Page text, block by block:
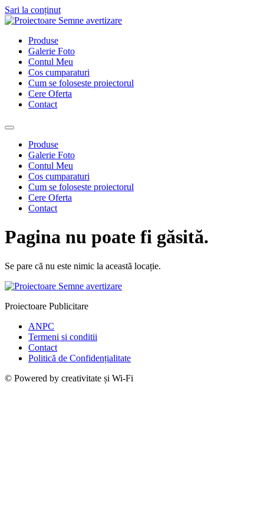
Sari la conținut
Produse
Galerie Foto
Contul Meu
Cos cumparaturi
Cum se foloseste proiectorul
Cere Oferta
Contact
Produse
Galerie Foto
Contul Meu
Cos cumparaturi
Cum se foloseste proiectorul
Cere Oferta
Contact
Pagina nu poate fi găsită.
Se pare că nu este nimic la această locație.
Proiectoare Publicitare
ANPC
Termeni si conditii
Contact
Politică de Confidențialitate
© Powered by creativitate și Wi-Fi